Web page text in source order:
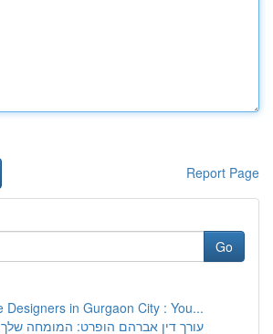
Report Page
Go
Designers in Gurgaon City : You...
עורך דין אברהם הופרט: המומחה שלך